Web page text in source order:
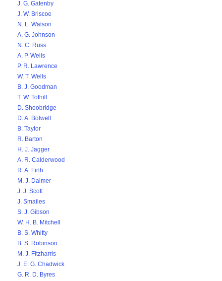
J. G. Gatenby
J. W. Briscoe
N. L. Watson
A. G. Johnson
N. C. Russ
A. P. Wells
P. R. Lawrence
W. T. Wells
B. J. Goodman
T. W. Tothill
D. Shoobridge
D. A. Bolwell
B. Taylor
R. Barton
H. J. Jagger
A. R. Calderwood
R. A. Firth
M. J. Dalmer
J. J. Scott
J. Smailes
S. J. Gibson
W. H. B. Mitchell
B. S. Whitty
B. S. Robinson
M. J. Fitzharris
J. E. G. Chadwick
G. R. D. Byres